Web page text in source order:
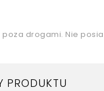
poza drogami. Nie
PRODUKTU